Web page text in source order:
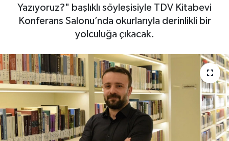
Yazıyoruz?" başlıklı söyleşisiyle TDV Kitabevi
Konferans Salonu’nda okurlarıyla derinlikli bir
yolculuğa çıkacak.
Magazin
Manşetler
Sağlık